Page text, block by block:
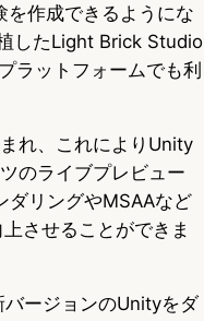
を作成できるようにな
したLight Brick Studio
ラットフォームでも利
れ、これによりUnity
のライブプレビュー
ダリングやMSAAなど
させることができま
ージョンのUnityをダ